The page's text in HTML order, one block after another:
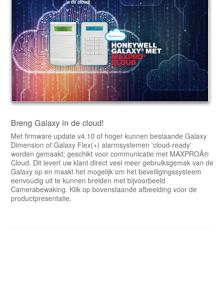
Breng Galaxy in de cloud!
Met firmware update v4.10 of hoger kunnen bestaande Galaxy
Dimension of Galaxy Flex(+) alarmsystemen 'cloud-ready'
worden gemaakt; geschikt voor communicatie met MAXPROÂ®
Cloud. Dit levert uw klant direct veel meer gebruiksgemak van de
Galaxy op en maakt het mogelijk om het beveiligingssysteem
eenvoudig uit te kunnen breiden met bijvoorbeeld
Camerabewaking. Klik op bovenstaande afbeelding voor de
productpresentatie.